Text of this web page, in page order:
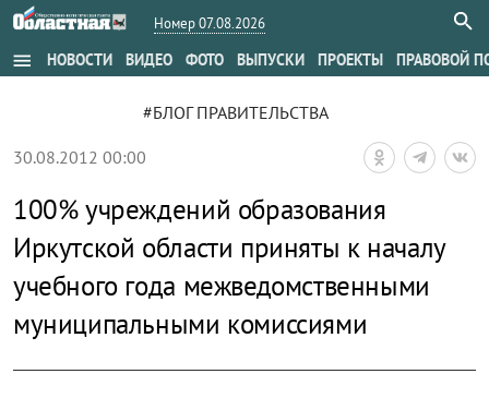
Номер 07.08.2026
menu НОВОСТИ ВИДЕО ФОТО ВЫПУСКИ ПРОЕКТЫ ПРАВОВОЙ
#БЛОГ ПРАВИТЕЛЬСТВА
30.08.2012 00:00
100% учреждений образования
Иркутской области приняты к началу
учебного года межведомственными
муниципальными комиссиями